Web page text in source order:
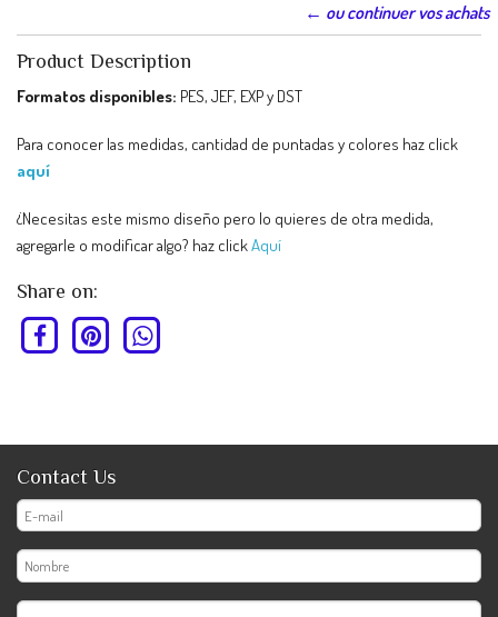
← ou continuer vos achats
Product Description
Formatos disponibles: PES, JEF, EXP y DST
Para conocer las medidas, cantidad de puntadas y colores haz click
aquí
¿Necesitas este mismo diseño pero lo quieres de otra medida,
agregarle o modificar algo? haz clickAquí
Share on:
Contact Us